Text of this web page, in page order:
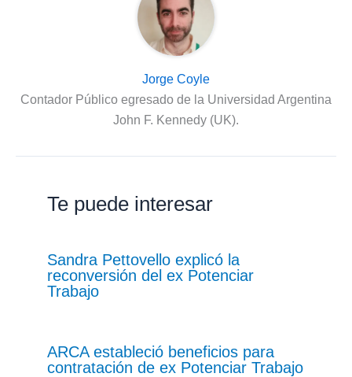
Jorge Coyle
Contador Público egresado de la Universidad Argentina
John F. Kennedy (UK).
Te puede interesar
Sandra Pettovello explicó la
reconversión del ex Potenciar
Trabajo
ARCA estableció beneficios para
contratación de ex Potenciar Trabajo